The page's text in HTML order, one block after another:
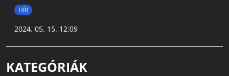
HÍR
2024. 05. 15. 12:09
KATEGÓRIÁK